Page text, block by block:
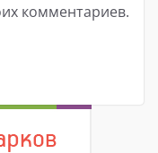
комментариев.